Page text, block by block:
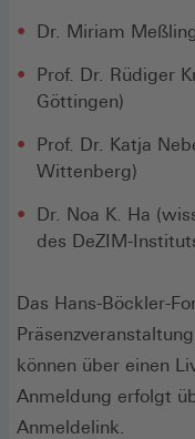
Dr. Miriam
Prof. Dr. Rüdiger
Göttingen)
Prof. Dr. Katja
Wittenberg)
Dr. Noa K. Ha
des DeZIM-
Das Hans-Böckler-
können über einen
Anmeldung erfolgt
Anmeldelink.